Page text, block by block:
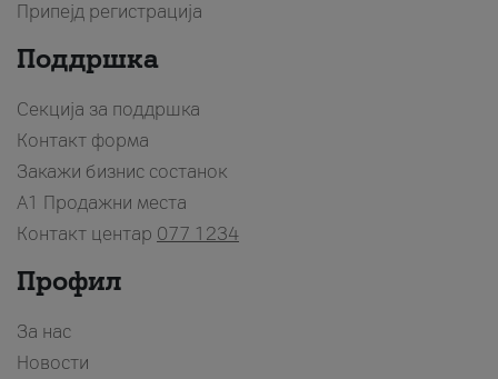
Припејд регистрација
Поддршка
Секција за поддршка
Контакт форма
Закажи бизнис состанок
A1 Продажни места
Контакт центар 077 1234
Профил
За нас
Новости